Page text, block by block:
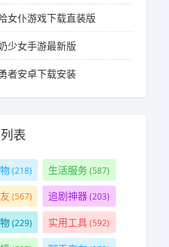
女仆游戏下载直装版
少女手游最新版
者安卓下载安装
表
(218) 生活服务(587)
(567) 追剧神器(203)
(229) 实用工具(592)